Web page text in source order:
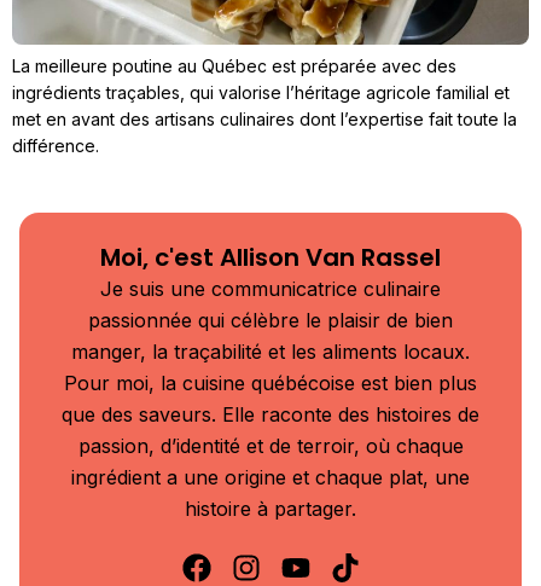
La meilleure poutine au Québec est préparée avec des
ingrédients traçables, qui valorise l’héritage agricole familial et
met en avant des artisans culinaires dont l’expertise fait toute la
différence.
Moi, c'est Allison Van Rassel
Je suis une communicatrice culinaire
passionnée qui célèbre le plaisir de bien
manger, la traçabilité et les aliments locaux.
Pour moi, la cuisine québécoise est bien plus
que des saveurs. Elle raconte des histoires de
passion, d’identité et de terroir, où chaque
ingrédient a une origine et chaque plat, une
histoire à partager.